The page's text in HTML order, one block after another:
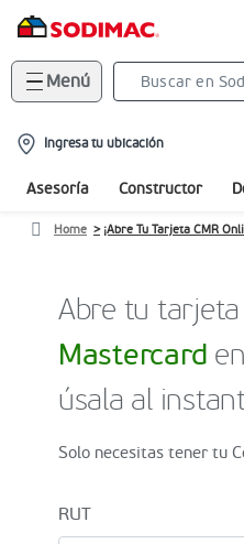
Menú
location-
icon
Ingresa tu ubicación
Asesoría Constructor
Home ¡Abre Tu Tarjeta CMR
Abre tu tarjeta
Mastercard
úsala al
Solo necesitas tener tu
RUT